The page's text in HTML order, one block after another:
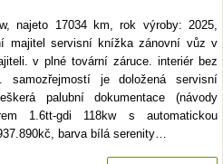
najeto 17034 km, rok výroby: 2025,
majitel servisní knížka zánovní vůz v
v plné tovární záruce. interiér bez
samozřejmostí je doložená servisní
palubní dokumentace (návody
1.6tt-gdi 118kw s automatickou
barva bílá serenity…